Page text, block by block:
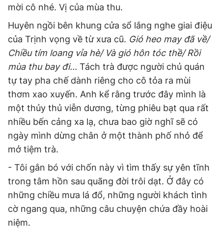
mời cô nhé. Vị của mùa thu.
Huyên ngồi bên khung cửa sổ lắng nghe giai điệu
của Trịnh vọng về từ xưa cũ. Gió heo may đã về/
Chiều tím loang vỉa hè/ Và gió hôn tóc thề/ Rồi
mùa thu bay đi... Tách trà được người chủ quán
tự tay pha chế dành riêng cho cô tỏa ra mùi
thơm xao xuyến. Anh kể rằng trước đây mình là
một thủy thủ viễn dương, từng phiêu bạt qua rất
nhiều bến cảng xa lạ, chưa bao giờ nghĩ sẽ có
ngày mình dừng chân ở một thành phố nhỏ để
mở tiệm trà.
- Tôi gắn bó với chốn này vì tìm thấy sự yên tĩnh
trong tâm hồn sau quãng đời trôi dạt. Ở đây có
những chiều mưa lá đổ, những người khách tình
cờ ngang qua, những câu chuyện chứa đầy hoài
niệm.